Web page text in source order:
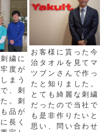
繍に
度が
まう
、刺
。刺
品が
長く
お客様に貰った今
治タオルを見てマ
ツブンさんで作っ
たと知りました。
とても綺麗な刺繍
だったので当社で
も是非作りたいと
思い、問い合わせ